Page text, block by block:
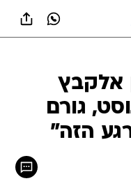
אלקבץ
גורם
הזה"